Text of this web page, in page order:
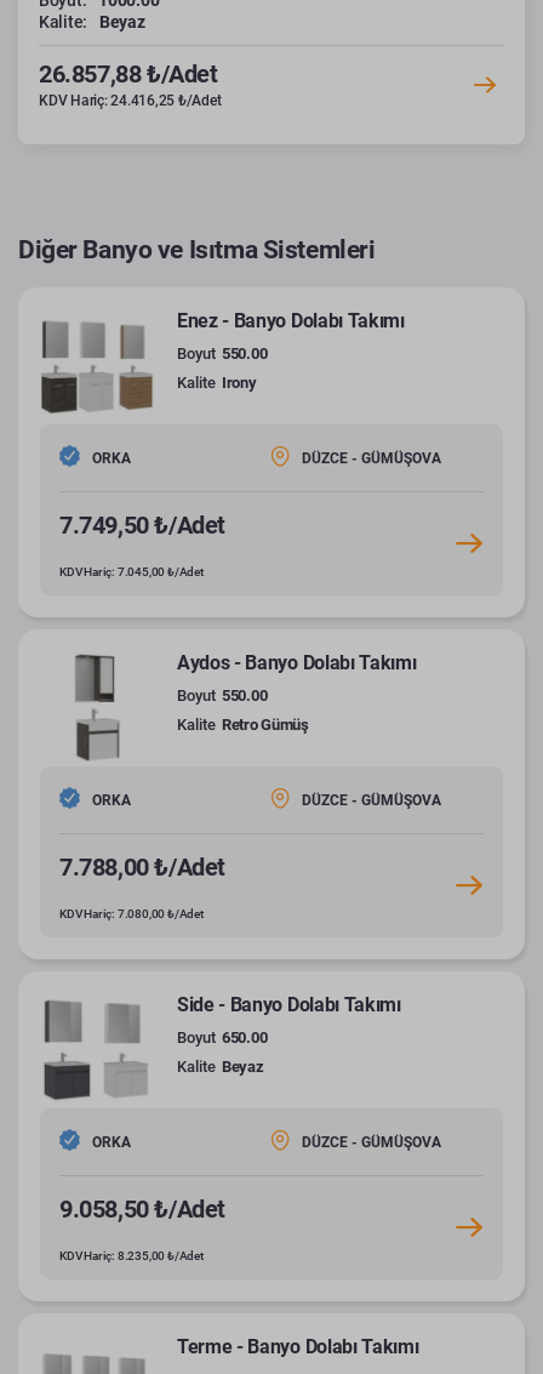
Kalite:
Beyaz
26.857,88 ₺/Adet
KDV Hariç: 24.416,25 ₺/Adet
Diğer Banyo ve Isıtma Sistemleri
Enez - Banyo Dolabı Takımı
Boyut 550.00
Kalite Irony
ORKA DÜZCE - GÜMÜŞOVA
7.749,50 ₺/Adet
KDV Hariç: 7.045,00 ₺/Adet
Aydos - Banyo Dolabı Takımı
Boyut 550.00
Kalite Retro Gümüş
ORKA DÜZCE - GÜMÜŞOVA
7.788,00 ₺/Adet
KDV Hariç: 7.080,00 ₺/Adet
Side - Banyo Dolabı Takımı
Boyut 650.00
Kalite Beyaz
ORKA DÜZCE - GÜMÜŞOVA
9.058,50 ₺/Adet
KDV Hariç: 8.235,00 ₺/Adet
Terme - Banyo Dolabı Takımı